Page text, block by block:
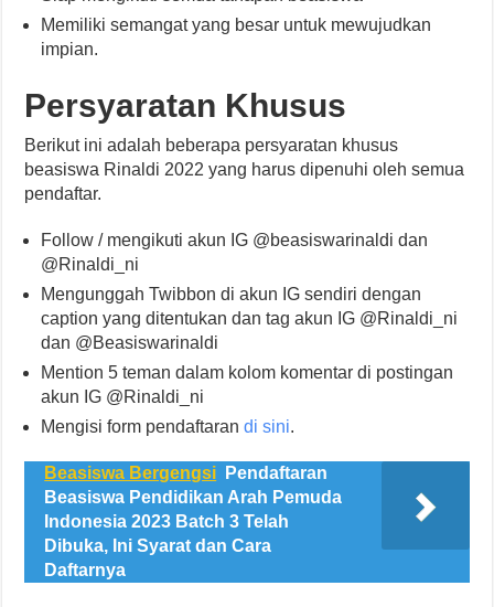
Memiliki semangat yang besar untuk mewujudkan
impian.
Persyaratan Khusus
Berikut ini adalah beberapa persyaratan khusus
beasiswa Rinaldi 2022 yang harus dipenuhi oleh semua
pendaftar.
Follow / mengikuti akun IG @beasiswarinaldi dan
@Rinaldi_ni
Mengunggah Twibbon di akun IG sendiri dengan
caption yang ditentukan dan tag akun IG @Rinaldi_ni
dan @Beasiswarinaldi
Mention 5 teman dalam kolom komentar di postingan
akun IG @Rinaldi_ni
Mengisi form pendaftarandi sini.
Beasiswa Bergengsi
Pendaftaran
Beasiswa Pendidikan Arah Pemuda
Indonesia 2023 Batch 3 Telah
Dibuka, Ini Syarat dan Cara
Daftarnya